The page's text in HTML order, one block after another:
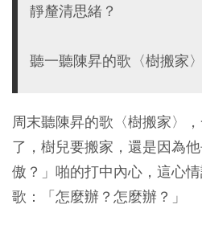
靜釐清思緒？
聽一聽陳昇的歌〈樹搬家
周末聽陳昇的歌〈樹搬家〉
了，樹兒要搬家，還是因為
傲？」啪的打中內心，這心
歌：「怎麼辦？怎麼辦？」